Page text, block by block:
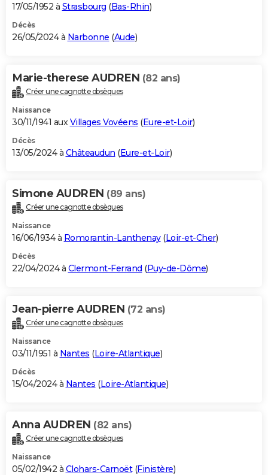
17/05/1952 à Strasbourg (Bas-Rhin)
Décès
26/05/2024 à Narbonne (Aude)
Marie-therese AUDREN (82 ans)
Créer une cagnotte obsèques
Naissance
30/11/1941 auxVillages Vovéens (Eure-et-Loir)
Décès
13/05/2024 à Châteaudun (Eure-et-Loir)
Simone AUDREN (89 ans)
Créer une cagnotte obsèques
Naissance
16/06/1934 à Romorantin-Lanthenay(Loir-et-Cher)
Décès
22/04/2024 à Clermont-Ferrand (Puy-de-Dôme)
Jean-pierre AUDREN (72 ans)
Créer une cagnotte obsèques
Naissance
03/11/1951 à Nantes (Loire-Atlantique)
Décès
15/04/2024 à Nantes (Loire-Atlantique)
Anna AUDREN (82 ans)
Créer une cagnotte obsèques
Naissance
05/02/1942 à Clohars-Carnoët(Finistère)